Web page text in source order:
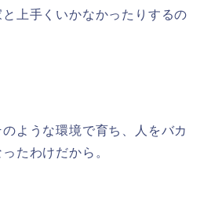
上手くいかなかったりするの
ような環境で育ち、人をバカ
たわけだから。